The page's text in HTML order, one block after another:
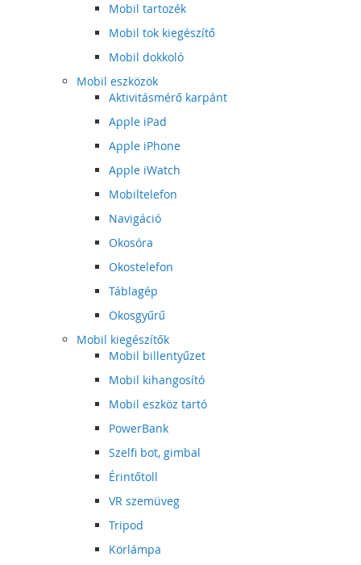
Mobil tartozék
Mobil tok kiegészítő
Mobil dokkoló
Mobil eszközök
Aktivitásmérő karpánt
Apple iPad
Apple iPhone
Apple iWatch
Mobiltelefon
Navigáció
Okosóra
Okostelefon
Táblagép
Okosgyűrű
Mobil kiegészítők
Mobil billentyűzet
Mobil kihangosító
Mobil eszköz tartó
PowerBank
Szelfi bot, gimbal
Érintőtoll
VR szemüveg
Tripod
Körlámpa